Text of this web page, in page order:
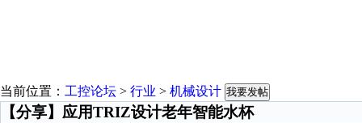
当前位置： 工控论坛 > 行业 > 机械设计 我要发帖
【分享】应用TRIZ设计老年智能水杯